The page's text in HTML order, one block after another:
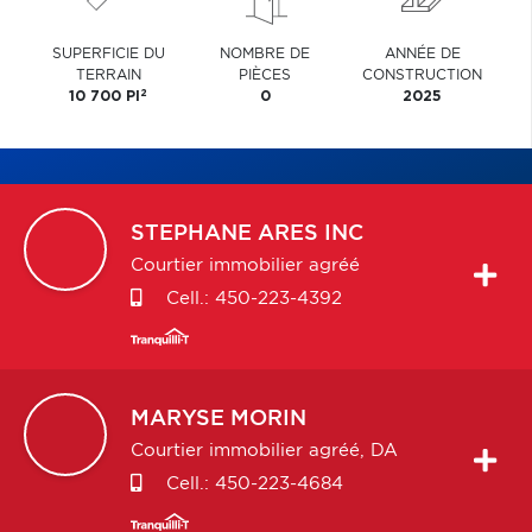
SUPERFICIE DU
TERRAIN
10 700 PI 2
NOMBRE DE
PIÈCES
0
ANNÉE DE
CONSTRUCTION
2025
STEPHANE ARES INC
Courtier immobilier agréé
Cell.: 450-223-4392
MARYSE MORIN
Courtier immobilier agréé, DA
Cell.: 450-223-4684